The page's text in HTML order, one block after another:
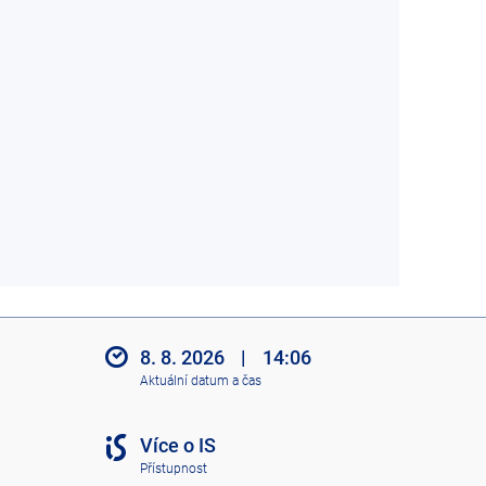
8. 8. 2026 | 14:06
Aktuální datum a čas
Více o IS
Přístupnost